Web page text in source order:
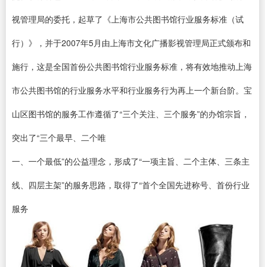
视管理局的委托，起草了《上海市公共图书馆行业服务标准（试
行）》，并于2007年5月由上海市文化广播影视管理局正式颁布和
施行，这是全国首份公共图书馆行业服务标准，将有效地推动上海
市公共图书馆的行业服务水平和行业服务行为再上一个新台阶。宝
山区图书馆的服务工作遵循了“三个关注、三个服务”的办馆宗旨，
突出了“三个最早、二个唯
一、一个最低”的公益理念，形成了“一项主旨、二个主体、三条主
线、四层主架”的服务思路，取得了“首个全国先进称号、首份行业
服务